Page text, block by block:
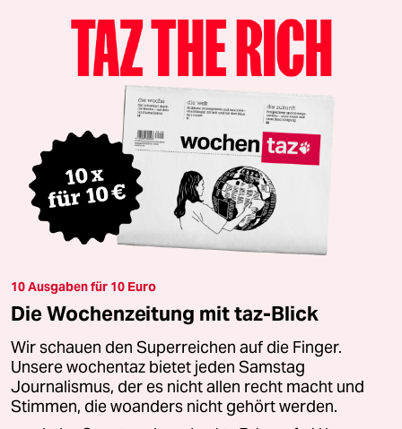
10 Ausgaben für 10 Euro
Die Wochenzeitung mit taz-Blick
Wir schauen den Superreichen auf die Finger.
Unsere wochentaz bietet jeden Samstag
Journalismus, der es nicht allen recht macht und
Stimmen, die woanders nicht gehört werden.